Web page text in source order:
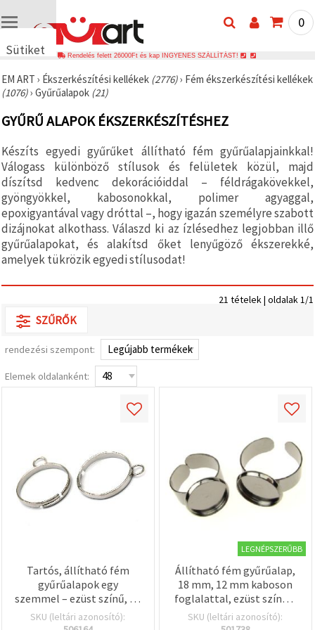
Sütiket
🍪 Cookie-
kat és
technológiákat
használunk
érdekében,
hogy
biztosítsuk
a weboldal
megfelelő
működését,
javítsuk az
Ön
felhasználói
élményét,
és az Ön
elemezzük
valamint
relevánsabb
tartalmat
és
jelenítsünk
meg,
Az "Összes
elfogadása"
gombra
kattintva
elfogadhatja
preferenciáit
típusú sütik
0
Rendelés felett 26000Ft és kap INGYENES SZÁLLÍTÁST!
EM ART › Ékszerkészítési kellékek (2776)› Fém ékszerkészítési kellékek
(1076)› Gyűrűalapok (21)
GYŰRŰ ALAPOK ÉKSZERKÉSZÍTÉSHEZ
Készíts egyedi gyűrűket állítható fém gyűrűalapjainkkal!
Válogass különböző stílusok és felületek közül, majd
díszítsd kedvenc dekorációiddal – féldrágakövekkel,
gyöngyökkel, kabosonokkal, polimer agyaggal,
epoxigyantával vagy dróttal –, hogy igazán személyre szabott
dizájnokat alkothass. Válaszd ki az ízlésedhez legjobban illő
gyűrűalapokat, és alakítsd őket lenyűgöző ékszerekké,
amelyek tükrözik egyedi stílusodat!
21 tételek | oldalak 1/1
SZŰRŐK
rendezési szempont:
Elemek oldalanként:
Tartós, állítható fém
gyűrűalapok egy
szemmel – ezüst színű, 20
mm, 10 db – ideális
ékszerkészítéshez,
SKU (leltári azonosító):
LEGNÉPSZERŰBB
Állítható fém gyűrűalap,
18 mm, 12 mm kaboson
foglalattal, ezüst színű –
5 db
SKU (leltári azonosító):